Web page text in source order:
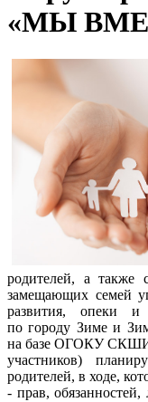
«МЫ
родителей, а также
замещающих семей
развития, опеки и
по городу Зиме и
на базе ОГОКУ СКШИ
участников)
родителей, в ходе,
- прав,